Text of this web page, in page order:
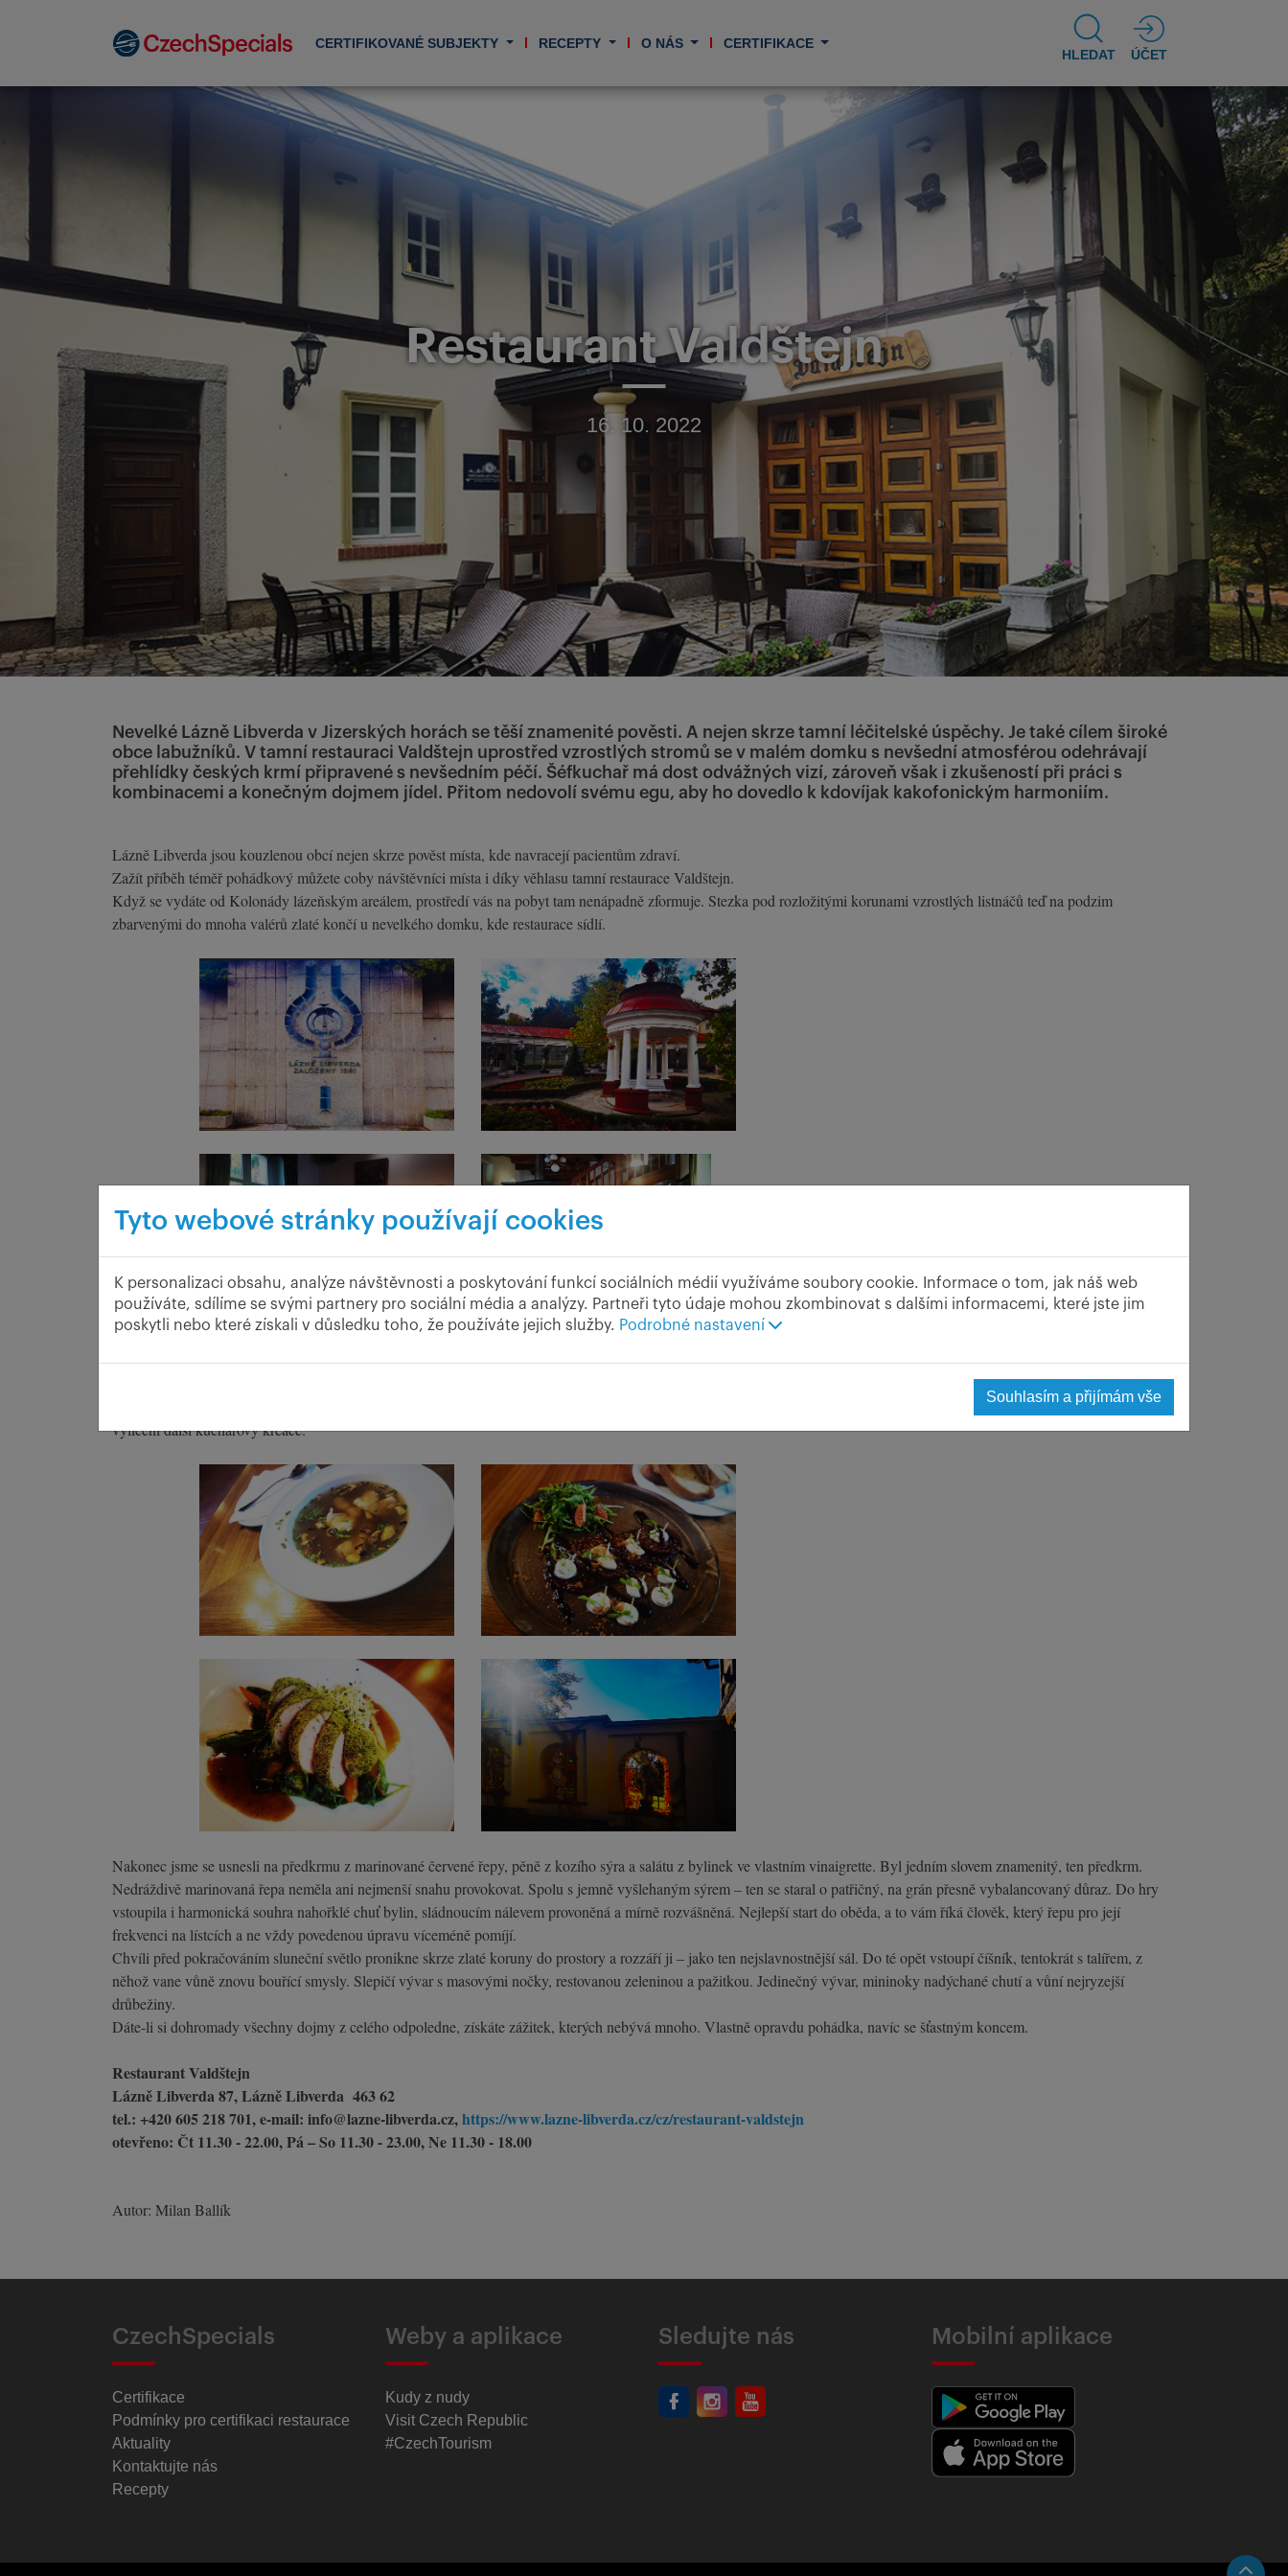
CERTIFIKOVANÉ SUBJEKTY RECEPTY O NÁS CERTIFIKACE
HLEDAT ÚČET
Restaurant Valdštejn
16. 10. 2022
Nevelké Lázně Libverda v Jizerských horách se těší znamenité pověsti. A nejen skrze tamní léčitelské úspěchy. Je také cílem široké
obce labužníků. V tamní restauraci Valdštejn uprostřed vzrostlých stromů se v malém domku s nevšední atmosférou odehrávají
přehlídky českých krmí připravené s nevšedním péčí. Šéfkuchař má dost odvážných vizí, zároveň však i zkušeností při práci s
kombinacemi a konečným dojmem jídel. Přitom nedovolí svému egu, aby ho dovedlo k kdovíjak kakofonickým harmoniím.
Lázně Libverda jsou kouzlenou obcí nejen skrze pověst místa, kde navracejí pacientům zdraví.
Zažít příběh téměř pohádkový můžete coby návštěvníci místa i díky věhlasu tamní restaurace Valdštejn.
Když se vydáte od Kolonády lázeňským areálem, prostředí vás na pobyt tam nenápadně zformuje. Stezka pod rozložitými korunami vzrostlých listnáčů teď na podzim
zbarvenými do mnoha valérů zlaté končí u nevelkého domku, kde restaurace sídlí.
Příjemně naladěni procházkou vstoupíte do restaurace a po jediném pohledu jste zajati kouzlem, jež vyzařuje. V nevelké místnosti s pouhými čtyřmi stoly a výčepem s malým
barem vmžiku zapomenete na rozpolcený svět za okny. Velká kachlová kamna, žhavá polena za dvířky dodávají atmosféře výrazný punc útulnosti.
Číšník předloží lístek a nevtíravě představí jednotlivé chody. Což může být problém, u každého chodu máte pocit, že právě toto jídlo je to správné. Pocit, který trvá jen do
vylíčení další kuchařovy kreace.
Nakonec jsme se usnesli na předkrmu z marinované červené řepy, pěně z kozího sýra a salátu z bylinek ve vlastním vinaigrette. Byl jedním slovem znamenitý, ten předkrm.
Nedráždivě marinovaná řepa neměla ani nejmenší snahu provokovat. Spolu s jemně vyšlehaným sýrem – ten se staral o patřičný, na grán přesně vybalancovaný důraz. Do hry
vstoupila i harmonická souhra nahořklé chuť bylin, sládnoucím nálevem provoněná a mírně rozvášněná. Nejlepší start do oběda, a to vám říká člověk, který řepu pro její
frekvenci na lístcích a ne vždy povedenou úpravu víceméně pomíjí.
Chvíli před pokračováním sluneční světlo pronikne skrze zlaté koruny do prostory a rozzáří ji – jako ten nejslavnostnější sál. Do té opět vstoupí číšník, tentokrát s talířem, z
něhož vane vůně znovu bouřící smysly. Slepičí vývar s masovými nočky, restovanou zeleninou a pažitkou. Jedinečný vývar, mininoky nadýchané chutí a vůní nejryzejší
drůbežiny.
Dáte-li si dohromady všechny dojmy z celého odpoledne, získáte zážitek, kterých nebývá mnoho. Vlastně opravdu pohádka, navíc se šťastným koncem.
Restaurant Valdštejn
Lázně Libverda 87, Lázně Libverda 463 62
tel.: +420 605 218 701, e-mail: info@lazne-libverda.cz,https://www.lazne-libverda.cz/cz/restaurant-valdstejn
otevřeno: Čt 11.30 - 22.00, Pá – So 11.30 - 23.00, Ne 11.30 - 18.00
Autor: Milan Ballík
CzechSpecials
Certifikace
Podmínky pro certifikaci restaurace
Aktuality
Kontaktujte nás
Recepty
Weby a aplikace
Kudy z nudy
Visit Czech Republic
#CzechTourism
Sledujte nás Mobilní aplikace
Tyto webové stránky používají cookies
K personalizaci obsahu, analýze návštěvnosti a poskytování funkcí sociálních médií využíváme soubory cookie. Informace o tom, jak náš web
používáte, sdílíme se svými partnery pro sociální média a analýzy. Partneři tyto údaje mohou zkombinovat s dalšími informacemi, které jste jim
poskytli nebo které získali v důsledku toho, že používáte jejich služby. Podrobné nastavení
Souhlasím a přijímám vše